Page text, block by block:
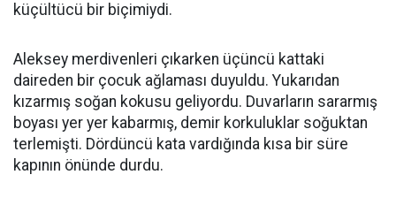
küçültücü bir biçimiydi.
Aleksey merdivenleri çıkarken üçüncü kattaki
daireden bir çocuk ağlaması duyuldu. Yukarıdan
kızarmış soğan kokusu geliyordu. Duvarların sararmış
boyası yer yer kabarmış, demir korkuluklar soğuktan
terlemişti. Dördüncü kata vardığında kısa bir süre
kapının önünde durdu.